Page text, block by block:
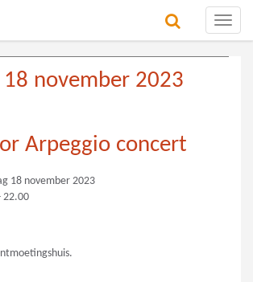
Toggle
november 2023
Arpeggio concert
18 november 2023
22.00